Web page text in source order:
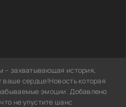
– захватывающая история,
ваше сердце!Новость которая
эмоции. Добавлено
не упустите шанс